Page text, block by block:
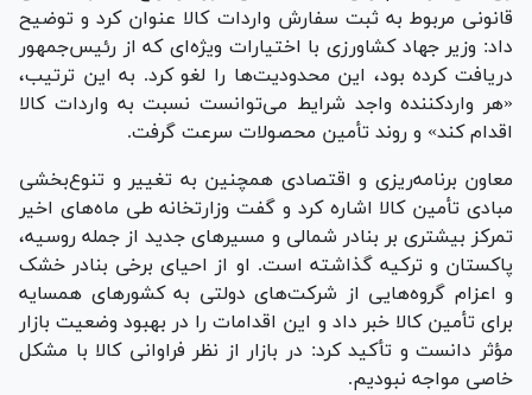
قانونی مربوط به ثبت سفارش واردات کالا عنوان کرد و توضیح
داد: وزیر جهاد کشاورزی با اختیارات ویژه‌ای که از رئیس‌جمهور
دریافت کرده بود، این محدودیت‌ها را لغو کرد. به این ترتیب،
«هر واردکننده واجد شرایط می‌توانست نسبت به واردات کالا
اقدام کند» و روند تأمین محصولات سرعت گرفت.
معاون برنامه‌ریزی و اقتصادی همچنین به تغییر و تنوع‌بخشی
مبادی تأمین کالا اشاره کرد و گفت وزارتخانه طی ماه‌های اخیر
تمرکز بیشتری بر بنادر شمالی و مسیر‌های جدید از جمله روسیه،
پاکستان و ترکیه گذاشته است. او از احیای برخی بنادر خشک
و اعزام گروه‌هایی از شرکت‌های دولتی به کشور‌های همسایه
برای تأمین کالا خبر داد و این اقدامات را در بهبود وضعیت بازار
مؤثر دانست و تأکید کرد: در بازار از نظر فراوانی کالا با مشکل
خاصی مواجه نبودیم.